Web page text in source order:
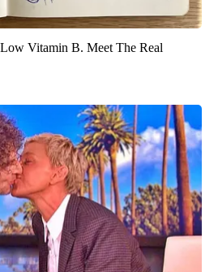
Vitamin B. Meet The Real